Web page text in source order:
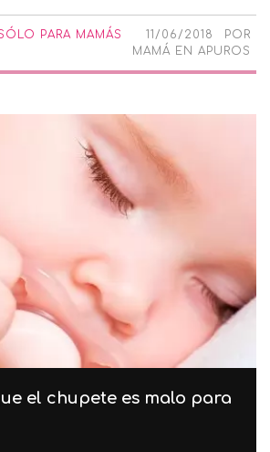
PARA MAMÁS 11/06/2018
POR
MAMÁ EN APUROS
el chupete es malo para